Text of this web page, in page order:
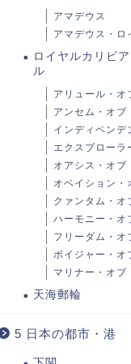
アマデウス
アマデウス・ロ
ロイヤルカリビ
ル
アリュール・オ
アンセム・オブ
インディペンデ
エクスプローラ
オアシス・オブ
オベイション・
クァンタム・オ
ハーモニー・オ
フリーダム・オ
ボイジャー・オ
マリナー・オブ
天海郵輪
5 日本の都市・港